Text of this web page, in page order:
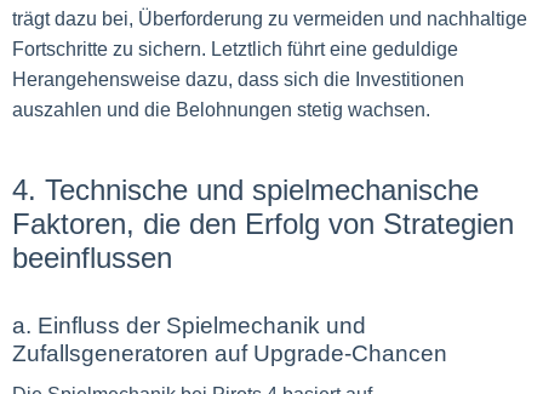
trägt dazu bei, Überforderung zu vermeiden und nachhaltige
Fortschritte zu sichern. Letztlich führt eine geduldige
Herangehensweise dazu, dass sich die Investitionen
auszahlen und die Belohnungen stetig wachsen.
4. Technische und spielmechanische
Faktoren, die den Erfolg von Strategien
beeinflussen
a. Einfluss der Spielmechanik und
Zufallsgeneratoren auf Upgrade-Chancen